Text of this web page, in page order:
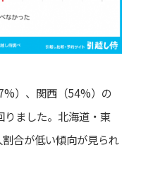
）、関西（54%）の
ました。北海道・東
合が低い傾向が見られ